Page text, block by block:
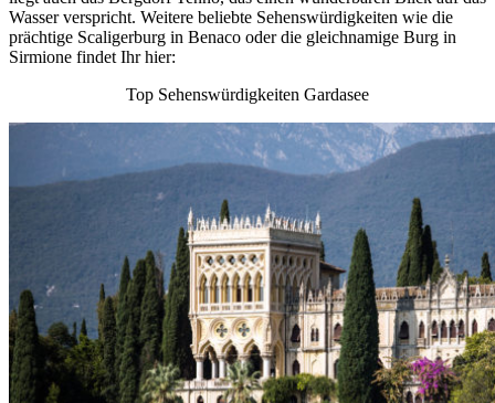
Wasser verspricht. Weitere beliebte Sehenswürdigkeiten wie die
prächtige Scaligerburg in Benaco oder die gleichnamige Burg in
Sirmione findet Ihr hier:
Top Sehenswürdigkeiten Gardasee